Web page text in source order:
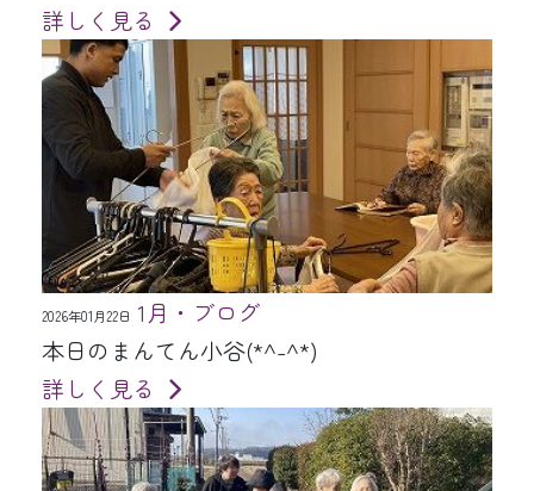
詳しく見る
2026年01月22日 1月・ブログ
本日のまんてん小谷(*^-^*)
詳しく見る